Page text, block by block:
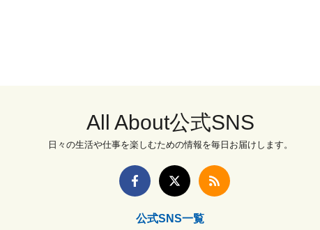
All About公式SNS
日々の生活や仕事を楽しむための情報を毎日お届けします。
公式SNS一覧